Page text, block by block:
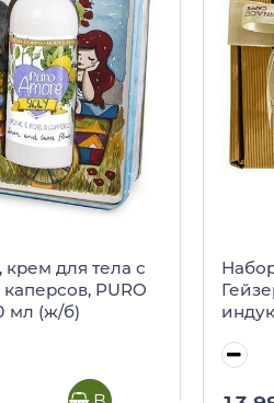
для тела с
PURO
мл (ж/б)